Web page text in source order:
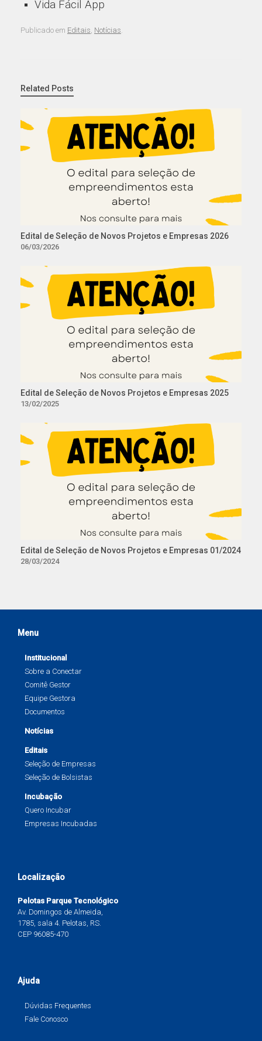
Vida Fácil App
Publicado em Editais, Notícias.
Related Posts
Edital de Seleção de Novos Projetos e Empresas 2026
06/03/2026
Edital de Seleção de Novos Projetos e Empresas 2025
13/02/2025
Edital de Seleção de Novos Projetos e Empresas 01/2024
28/03/2024
Menu
Institucional
Sobre a Conectar
Comitê Gestor
Equipe Gestora
Documentos
Notícias
Editais
Seleção de Empresas
Seleção de Bolsistas
Incubação
Quero Incubar
Empresas Incubadas
Localização
Pelotas Parque Tecnológico
Av. Domingos de Almeida,
1785, sala 4. Pelotas, RS.
CEP 96085-470
Ajuda
Dúvidas Frequentes
Fale Conosco